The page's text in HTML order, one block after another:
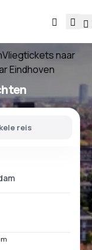
Vliegtickets naar
Eindhoven
reis